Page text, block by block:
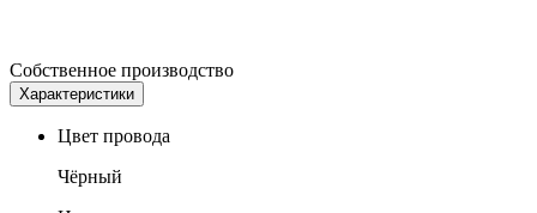
Собственное производство
Характеристики
Цвет провода
Чёрный